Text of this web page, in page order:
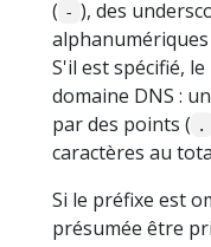
( - ), des
S'il est spécifié,
domaine DNS :
par des points ( .
caractères au
Si le préfixe est
présumée être